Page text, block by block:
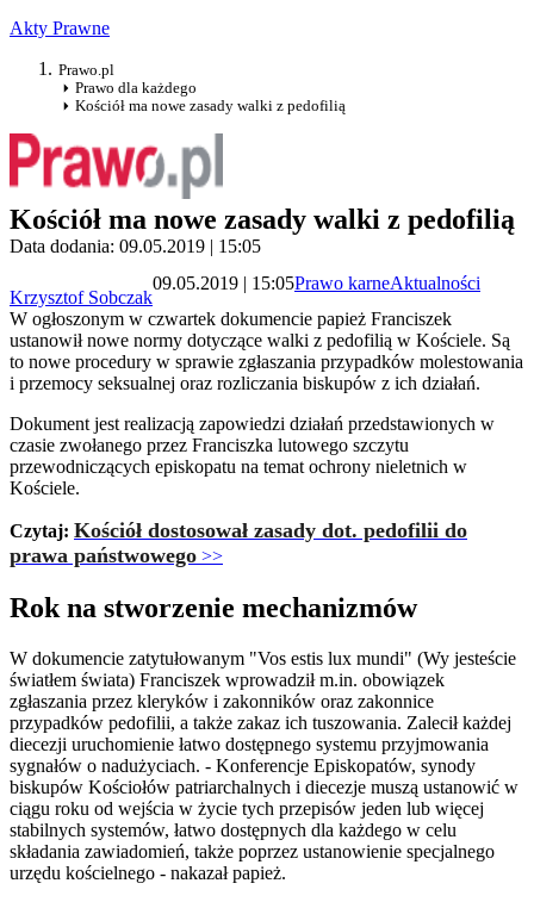
Akty Prawne
Prawo.pl
Prawo dla każdego
Kościół ma nowe zasady walki z pedofilią
Kościół ma nowe zasady walki z pedofilią
Data dodania: 09.05.2019 | 15:05
Krzysztof Sobczak
09.05.2019 | 15:05Prawo karneAktualności
W ogłoszonym w czwartek dokumencie papież Franciszek
ustanowił nowe normy dotyczące walki z pedofilią w Kościele. Są
to nowe procedury w sprawie zgłaszania przypadków molestowania
i przemocy seksualnej oraz rozliczania biskupów z ich działań.
Dokument jest realizacją zapowiedzi działań przedstawionych w
czasie zwołanego przez Franciszka lutowego szczytu
przewodniczących episkopatu na temat ochrony nieletnich w
Kościele.
Czytaj: Kościół dostosował zasady dot. pedofilii do
prawa państwowego >>
Rok na stworzenie mechanizmów
W dokumencie zatytułowanym "Vos estis lux mundi" (Wy jesteście
światłem świata) Franciszek wprowadził m.in. obowiązek
zgłaszania przez kleryków i zakonników oraz zakonnice
przypadków pedofilii, a także zakaz ich tuszowania. Zalecił każdej
diecezji uruchomienie łatwo dostępnego systemu przyjmowania
sygnałów o nadużyciach. - Konferencje Episkopatów, synody
biskupów Kościołów patriarchalnych i diecezje muszą ustanowić w
ciągu roku od wejścia w życie tych przepisów jeden lub więcej
stabilnych systemów, łatwo dostępnych dla każdego w celu
składania zawiadomień, także poprzez ustanowienie specjalnego
urzędu kościelnego - nakazał papież.